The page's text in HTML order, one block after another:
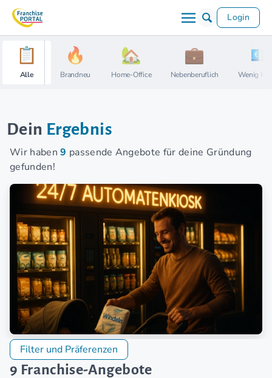
Login
Alle Brandneu Home-Office Nebenberuflich Wenig
Dein Ergebnis
Wir haben9 passende Angebote für deine Gründung
gefunden!
Filter und Präferenzen
9 Franchise-Angebote